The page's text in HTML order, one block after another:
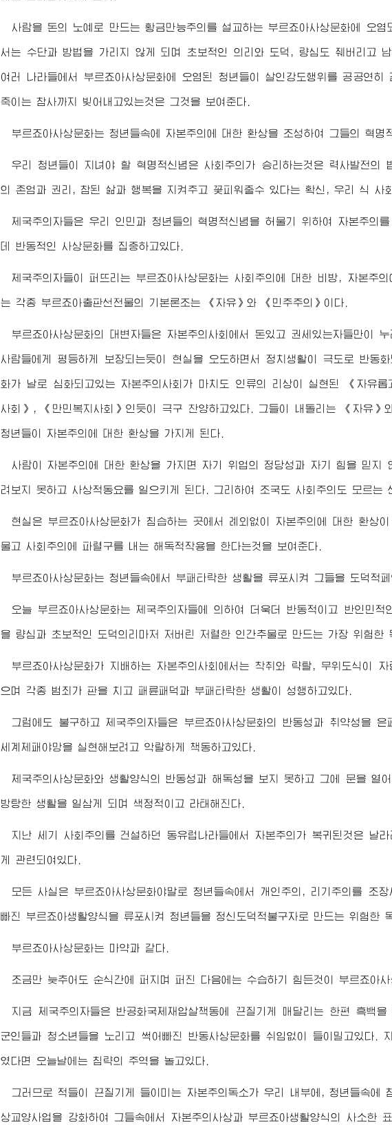
사람을 돈의 노예로 만드는 황금만능주의를 설교하는 부르죠아사상문화에 오
서는 수단과 방법을 가리지 않게 되며 초보적인 의리와 도덕, 량심도 줴버리고
여러 나라들에서 부르죠아사상문화에 오염된 청년들이 살인강도행위를 공공연
죽이는 참사까지 빚어내고있는것은 그것을 보여준다.
부르죠아사상문화는 청년들속에 자본주의에 대한 환상을 조성하여 그들의 혁명
우리 청년들이 지녀야 할 혁명적신념은 사회주의가 승리하는것은 력사발전의
의 존엄과 권리, 참된 삶과 행복을 지켜주고 꽃피워줄수 있다는 확신, 우리 식 사
제국주의자들은 우리 인민과 청년들의 혁명적신념을 허물기 위하여 자본주의
데 반동적인 사상문화를 집중하고있다.
제국주의자들이 퍼뜨리는 부르죠아사상문화는 사회주의에 대한 비방, 자본주
는 각종 부르죠아출판선전물의 기본론조는 《자유》와 《민주주의》이다.
부르죠아사상문화의 대변자들은 자본주의사회에서 돈있고 권세있는자들만이
사람들에게 평등하게 보장되는듯이 현실을 오도하면서 정치생활이 극도로 반동
화가 날로 심화되고있는 자본주의사회가 마치도 인류의 리상이 실현된 《자유
사회》, 《만민복지사회》인듯이 극구 찬양하고있다. 그들이 내돌리는 《자유》
청년들이 자본주의에 대한 환상을 가지게 된다.
사람이 자본주의에 대한 환상을 가지면 자기 위업의 정당성과 자기 힘을 믿지
려보지 못하고 사상적동요를 일으키게 된다. 그리하여 조국도 사회주의도 모르는
현실은 부르죠아사상문화가 침습하는 곳에서 례외없이 자본주의에 대한 환상
물고 사회주의에 파렬구를 내는 해독적작용을 한다는것을 보여준다.
부르죠아사상문화는 청년들속에서 부패타락한 생활을 류포시켜 그들을 도덕적
오늘 부르죠아사상문화는 제국주의자들에 의하여 더욱더 반동적이고 반인민
을 량심과 초보적인 도덕의리마저 저버린 저렬한 인간추물로 만드는 가장 위험한
부르죠아사상문화가 지배하는 자본주의사회에서는 착취와 략탈, 무위도식이
으며 각종 범죄가 판을 치고 패륜패덕과 부패타락한 생활이 성행하고있다.
그럼에도 불구하고 제국주의자들은 부르죠아사상문화의 반동성과 취약성을
세계제패야망을 실현해보려고 악랄하게 책동하고있다.
제국주의사상문화와 생활양식의 반동성과 해독성을 보지 못하고 그에 문을 열
방탕한 생활을 일삼게 되며 색정적이고 라태해진다.
지난 세기 사회주의를 건설하던 동유럽나라들에서 자본주의가 복귀된것은 날
게 관련되여있다.
모든 사실은 부르죠아사상문화야말로 청년들속에서 개인주의, 리기주의를 조
빠진 부르죠아생활양식을 류포시켜 청년들을 정신도덕적불구자로 만드는 위험한
부르죠아사상문화는 마약과 같다.
조금만 늦추어도 순식간에 퍼지며 퍼진 다음에는 수습하기 힘든것이 부르죠아사
지금 제국주의자들은 반공화국제재압살책동에 끈질기게 매달리는 한편 흑백
군인들과 청소년들을 노리고 썩어빠진 반동사상문화를 쉬임없이 들이밀고있다.
였다면 오늘날에는 침략의 주역을 놀고있다.
그러므로 적들이 끈질기게 들이미는 자본주의독소가 우리 내부에, 청년들속에
상교양사업을 강화하여 그들속에서 자본주의사상과 부르죠아생활양식의 사소한